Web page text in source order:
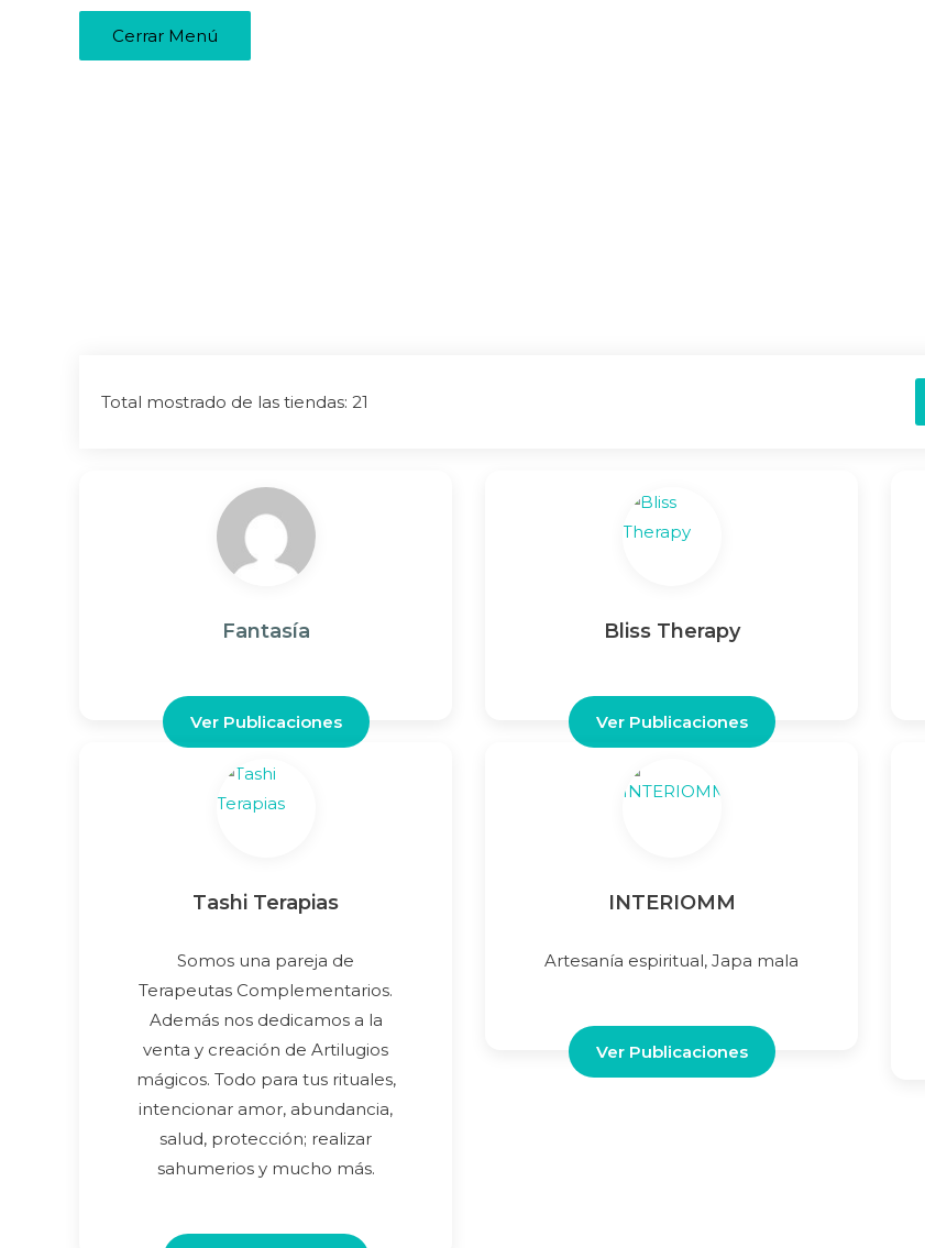
Cerrar Menú
Total mostrado de las tiendas: 21
Fantasía
Ver Publicaciones
Bliss Therapy
Ver Publicaciones
Tashi Terapias
Somos una pareja de
Terapeutas Complementarios.
Además nos dedicamos a la
venta y creación de Artilugios
mágicos. Todo para tus rituales,
intencionar amor, abundancia,
salud, protección; realizar
sahumerios y mucho más.
INTERIOMM
Artesanía espiritual, Japa mala
Ver Publicaciones